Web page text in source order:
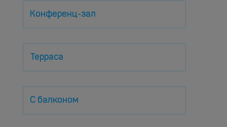
Конференц-зал
Терраса
С балконом